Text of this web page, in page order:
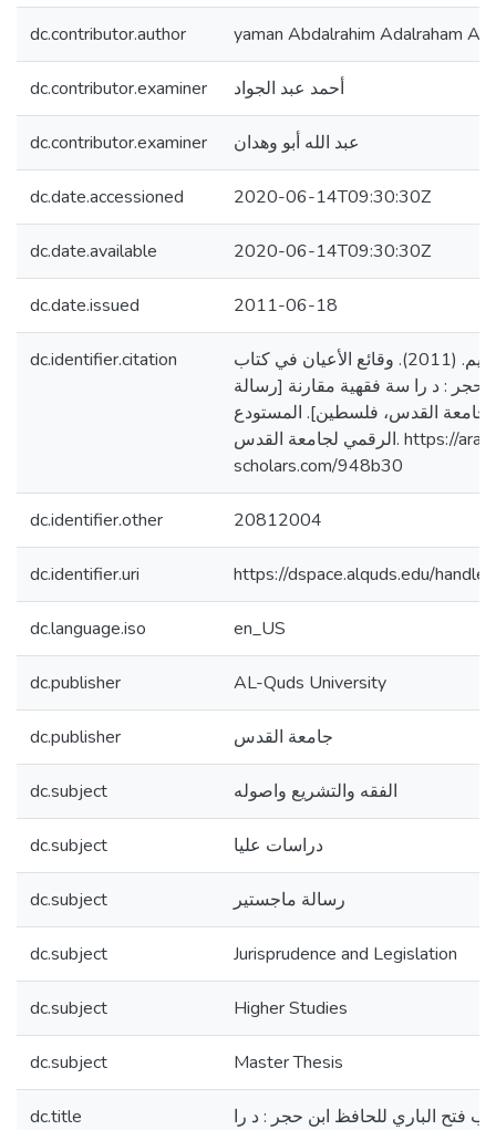
dc.contributor.author yaman Abdalrahim Adalraham
dc.contributor.examiner أحمد عبد الجواد
dc.contributor.examiner عبد الله أبو وهدان
dc.date.accessioned 2020-06-14T09:30:30Z
dc.date.available 2020-06-14T09:30:30Z
dc.date.issued 2011-06-18
dc.identifier.citation
الشريف، يمان عبد الرحيم. (2011). وقائع الأعيان في كتاب
حجر : د را سة فقهية مقارنة [رسالة
جامعة القدس، فلسطين]. المستودع
الرقمي لجامعة القدس. https://arab-
scholars.com/948b30
dc.identifier.other 20812004
dc.identifier.uri https://dspace.alquds.edu/
dc.language.iso en_US
dc.publisher AL-Quds University
dc.publisher جامعة القدس
dc.subject الفقه والتشريع واصوله
dc.subject دراسات عليا
dc.subject رسالة ماجستير
dc.subject Jurisprudence and Legislation
dc.subject Higher Studies
dc.subject Master Thesis
dc.title
فتح الباري للحافظ ابن حجر : د را